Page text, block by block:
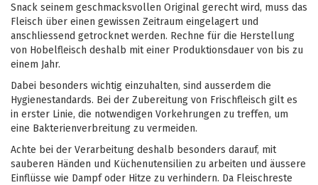
Snack seinem geschmacksvollen Original gerecht wird, muss das
Fleisch über einen gewissen Zeitraum eingelagert und
anschliessend getrocknet werden. Rechne für die Herstellung
von Hobelfleisch deshalb mit einer Produktionsdauer von bis zu
einem Jahr.
Dabei besonders wichtig einzuhalten, sind ausserdem die
Hygienestandards. Bei der Zubereitung von Frischfleisch gilt es
in erster Linie, die notwendigen Vorkehrungen zu treffen, um
eine Bakterienverbreitung zu vermeiden.
Achte bei der Verarbeitung deshalb besonders darauf, mit
sauberen Händen und Küchenutensilien zu arbeiten und äussere
Einflüsse wie Dampf oder Hitze zu verhindern. Da Fleischreste